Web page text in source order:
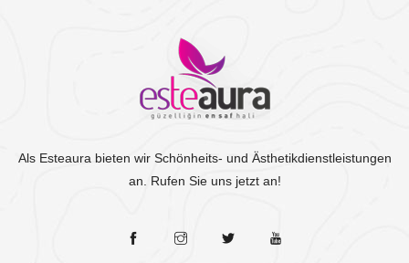
Als Esteaura bieten wir Schönheits- und Ästhetikdienstleistungen
an. Rufen Sie uns jetzt an!